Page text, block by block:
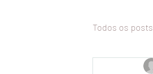
Todos os posts
Tailândia